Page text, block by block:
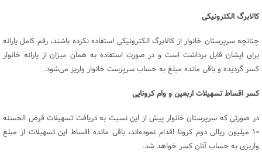
کالابرگ الکترونیکی
چنانچه سرپرستان خانوار از کالابرگ الکترونیکی استفاده نکرده باشند، رقم کامل یارانه
برای ایشان قابل برداشت است و در صورت استفاده به همان میزان از یارانه خانوار
کسر گردیده و باقی مانده مبلغ به حساب سرپرست خانوار واریز می‌شود.
کسر اقساط تسهیلات اربعین و وام کرونایی
در صورتی که سرپرستان خانوار پیش از این نسبت به دریافت تسهیلات قرض الحسنه
۱۰ میلیون ریالی دوم کرونا اقدام نموده‌اند، باقی مانده اقساط این تسهیلات از مبلغ
واریزی به حساب آنان کسر خواهد شد.